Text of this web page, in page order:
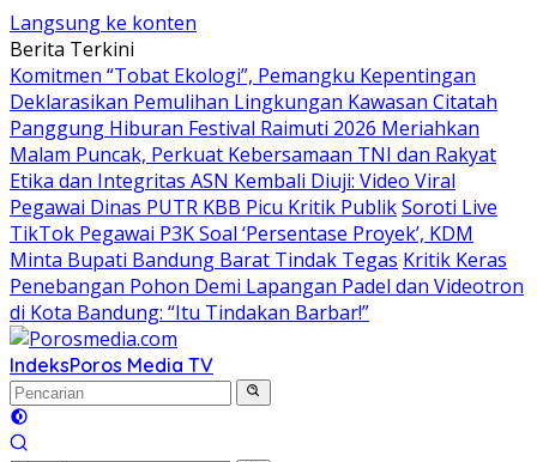
Langsung ke konten
Berita Terkini
Komitmen “Tobat Ekologi”, Pemangku Kepentingan
Deklarasikan Pemulihan Lingkungan Kawasan Citatah
Panggung Hiburan Festival Raimuti 2026 Meriahkan
Malam Puncak, Perkuat Kebersamaan TNI dan Rakyat
Etika dan Integritas ASN Kembali Diuji: Video Viral
Pegawai Dinas PUTR KBB Picu Kritik PublikSoroti Live
TikTok Pegawai P3K Soal ‘Persentase Proyek’, KDM
Minta Bupati Bandung Barat Tindak Tegas Kritik Keras
Penebangan Pohon Demi Lapangan Padel dan Videotron
di Kota Bandung: “Itu Tindakan Barbar!”
IndeksPoros Media TV